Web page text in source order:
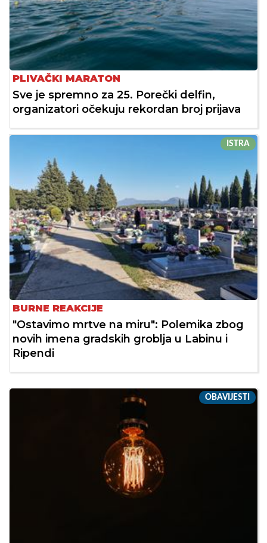
PLIVAČKI MARATON
Sve je spremno za 25. Porečki delfin,
organizatori očekuju rekordan broj prijava
ISTRA
BURNE REAKCIJE
"Ostavimo mrtve na miru": Polemika zbog
novih imena gradskih groblja u Labinu i
Ripendi
OBAVIJESTI